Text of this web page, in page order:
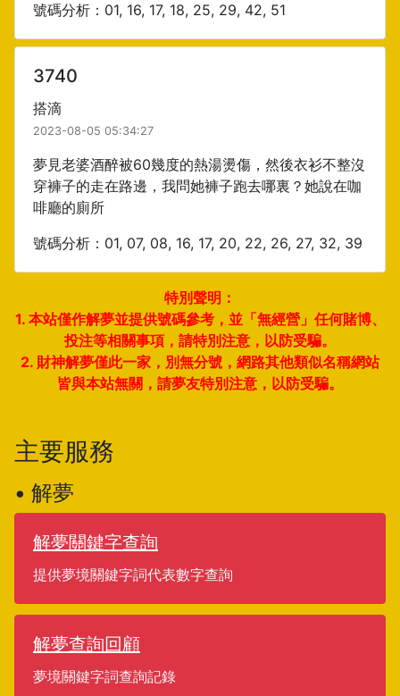
號碼分析：01, 16, 17, 18, 25, 29, 42, 51
3740
搭滴
2023-08-05 05:34:27
夢見老婆酒醉被60幾度的熱湯燙傷，然後衣衫不整沒
穿褲子的走在路邊，我問她褲子跑去哪裏？她說在咖
啡廳的廁所
號碼分析：01, 07, 08, 16, 17, 20, 22, 26, 27, 32, 39
特別聲明：
1. 本站僅作解夢並提供號碼參考，並「無經營」任何賭博、
投注等相關事項，請特別注意，以防受騙。
2. 財神解夢僅此一家，別無分號，網路其他類似名稱網站
皆與本站無關，請夢友特別注意，以防受騙。
主要服務
• 解夢
解夢關鍵字查詢
提供夢境關鍵字詞代表數字查詢
解夢查詢回顧
夢境關鍵字詞查詢記錄